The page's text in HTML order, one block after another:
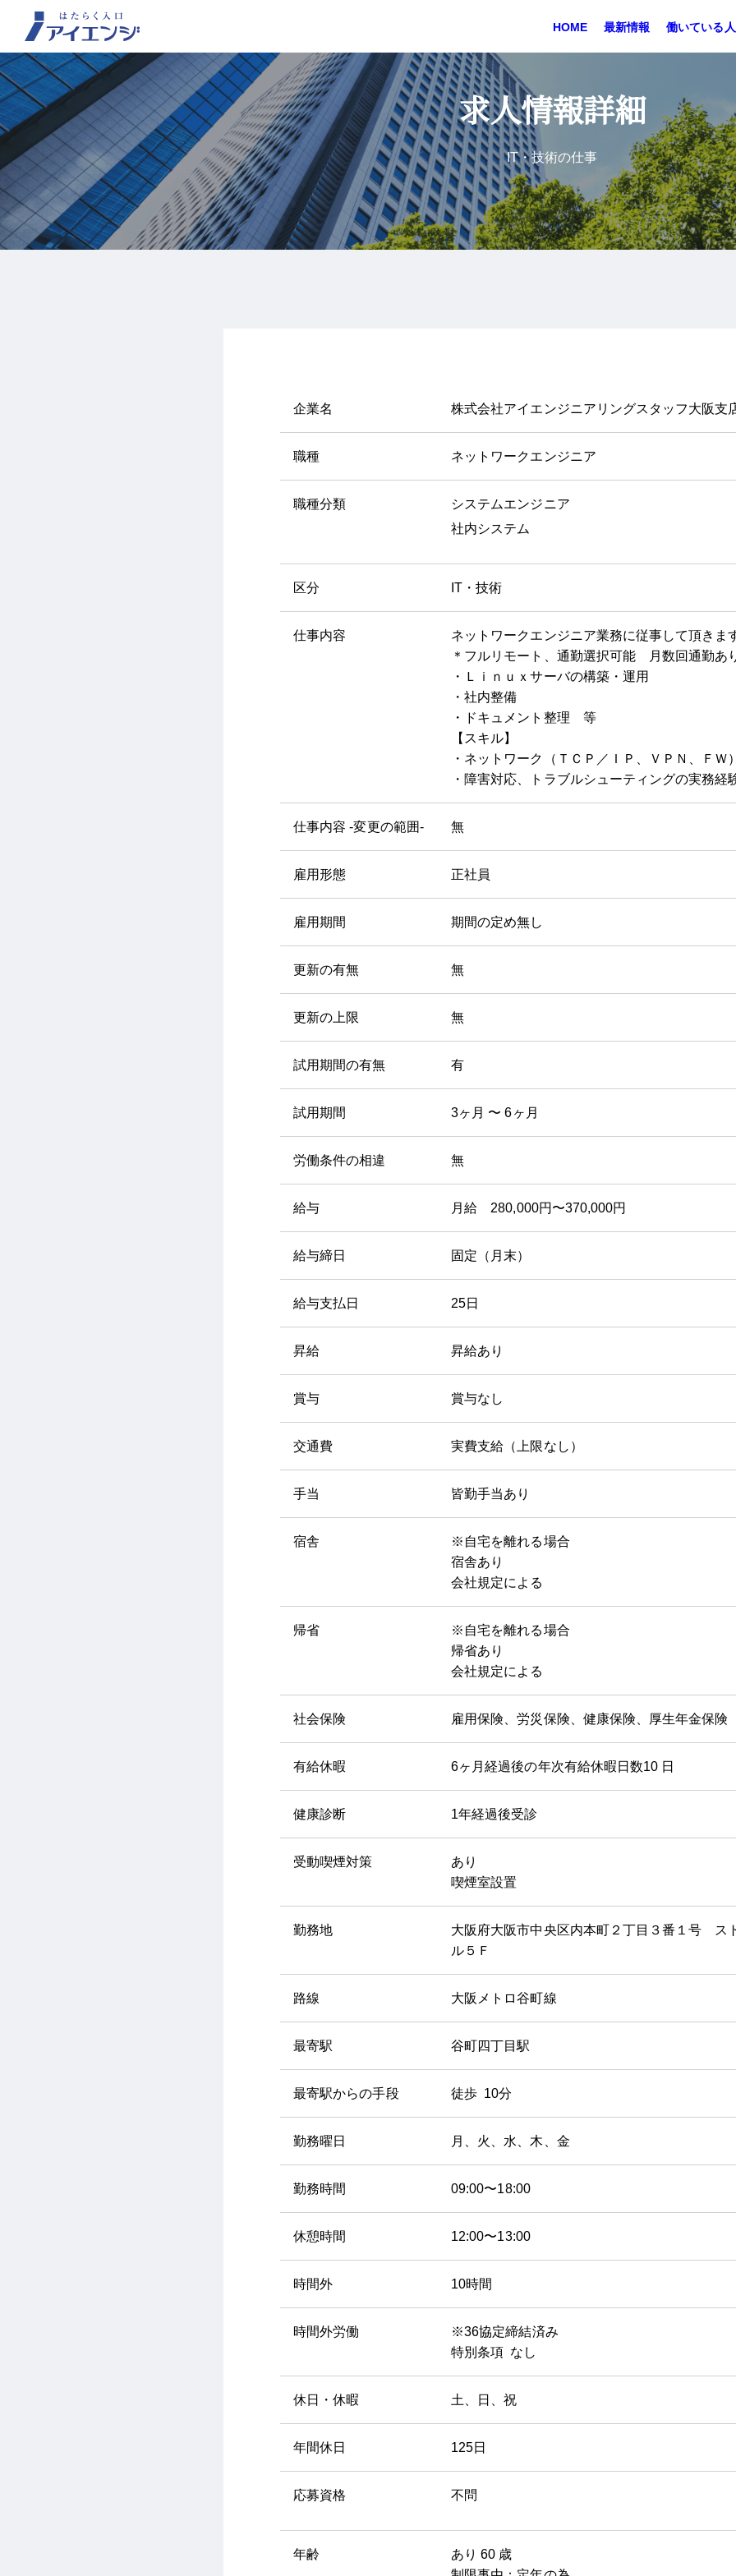
HOME 最新情報 働いている
求人情報詳細
IT・技術の仕事
企業名 株式会社アイエンジニアリングスタッフ大阪支
職種 ネットワークエンジニア
職種分類
システムエンジニア
社内システム
区分 IT・技術
仕事内容
ネットワークエンジニア業務に従事して頂きま
＊フルリモート、通勤選択可能 月数回通勤あ
・Ｌｉｎｕｘサーバの構築・運用
・社内整備
・ドキュメント整理 等
【スキル】
・ネットワーク（ＴＣＰ／ＩＰ、ＶＰＮ、ＦＷ
・障害対応、トラブルシューティングの実務経
仕事内容 -変更の範囲- 無
雇用形態 正社員
雇用期間 期間の定め無し
更新の有無 無
更新の上限 無
試用期間の有無 有
試用期間 3ヶ月 〜 6ヶ月
労働条件の相違 無
給与 月給 280,000円〜370,000円
給与締日 固定（月末）
給与支払日 25日
昇給 昇給あり
賞与 賞与なし
交通費 実費支給（上限なし）
手当 皆勤手当あり
宿舎
※自宅を離れる場合
宿舎あり
会社規定による
帰省
※自宅を離れる場合
帰省あり
会社規定による
社会保険 雇用保険、労災保険、健康保険、厚生年金保険
有給休暇 6ヶ月経過後の年次有給休暇日数10 日
健康診断 1年経過後受診
受動喫煙対策
あり
喫煙室設置
勤務地
大阪府大阪市中央区内本町２丁目３番１号 ス
ル５Ｆ
路線 大阪メトロ谷町線
最寄駅 谷町四丁目駅
最寄駅からの手段 徒歩 10分
勤務曜日 月、火、水、木、金
勤務時間 09:00〜18:00
休憩時間 12:00〜13:00
時間外 10時間
時間外労働
※36協定締結済み
特別条項 なし
休日・休暇 土、日、祝
年間休日 125日
応募資格 不問
年齢
あり 60 歳